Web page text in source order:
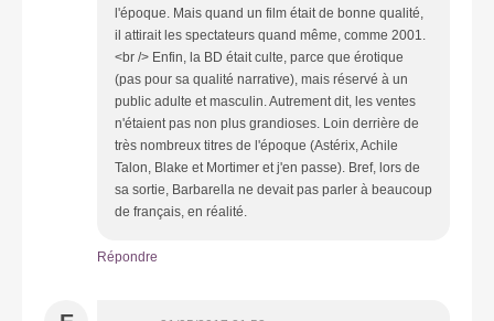
l'époque. Mais quand un film était de bonne qualité,
il attirait les spectateurs quand même, comme 2001.
<br /> Enfin, la BD était culte, parce que érotique
(pas pour sa qualité narrative), mais réservé à un
public adulte et masculin. Autrement dit, les ventes
n'étaient pas non plus grandioses. Loin derrière de
très nombreux titres de l'époque (Astérix, Achile
Talon, Blake et Mortimer et j'en passe). Bref, lors de
sa sortie, Barbarella ne devait pas parler à beaucoup
de français, en réalité.
Répondre